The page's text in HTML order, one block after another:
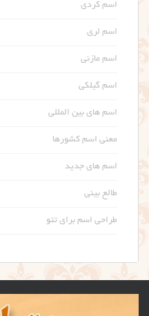
اسم کردی
اسم لری
اسم مازنی
اسم گیلکی
اسم های بین المللی
معنی اسم کشورها
اسم های جدید
طالع بینی
طراحی اسم برای تتو